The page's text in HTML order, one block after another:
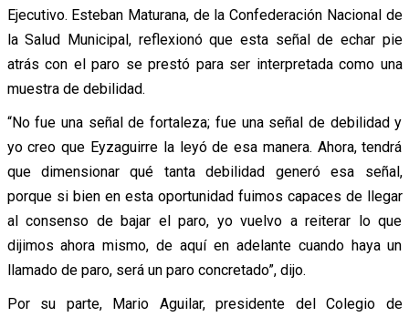
Ejecutivo. Esteban Maturana, de la Confederación Nacional de
la Salud Municipal, reflexionó que esta señal de echar pie
atrás con el paro se prestó para ser interpretada como una
muestra de debilidad.
“No fue una señal de fortaleza; fue una señal de debilidad y
yo creo que Eyzaguirre la leyó de esa manera. Ahora, tendrá
que dimensionar qué tanta debilidad generó esa señal,
porque si bien en esta oportunidad fuimos capaces de llegar
al consenso de bajar el paro, yo vuelvo a reiterar lo que
dijimos ahora mismo, de aquí en adelante cuando haya un
llamado de paro, será un paro concretado”, dijo.
Por su parte, Mario Aguilar, presidente del Colegio de